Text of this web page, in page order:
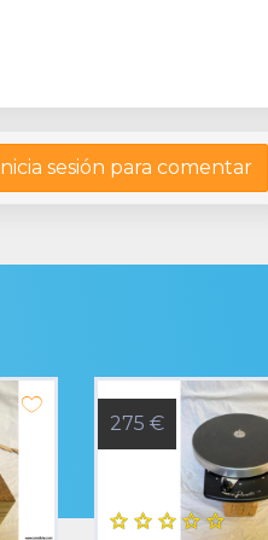
Inicia sesión para comentar
275 €